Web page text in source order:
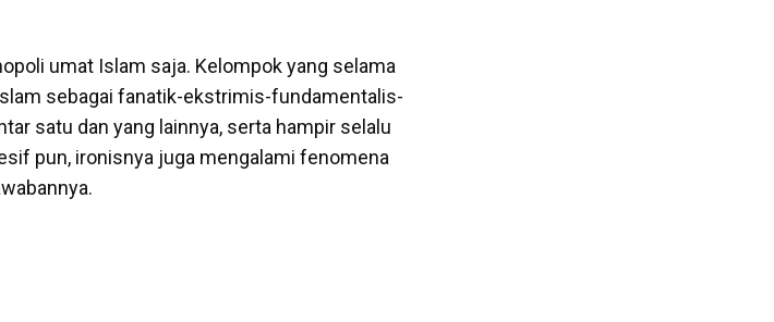
umat Islam saja. Kelompok yang selama
sebagai fanatik-ekstrimis-fundamentalis-
satu dan yang lainnya, serta hampir selalu
pun, ironisnya juga mengalami fenomena